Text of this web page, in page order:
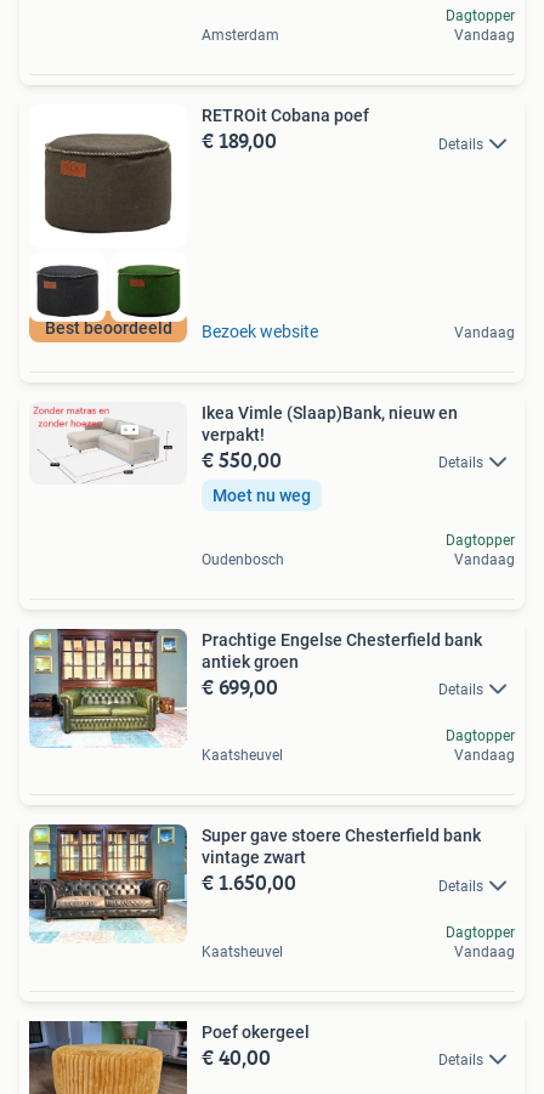
Amsterdam
Dagtopper
Vandaag
Best beoordeeld
RETROit Cobana poef
€ 189,00 Details
Bezoek website Vandaag
Ikea Vimle (Slaap)Bank, nieuw en
verpakt!
€ 550,00 Details
Moet nu weg
Oudenbosch
Dagtopper
Vandaag
Prachtige Engelse Chesterfield bank
antiek groen
€ 699,00 Details
Kaatsheuvel
Dagtopper
Vandaag
Super gave stoere Chesterfield bank
vintage zwart
€ 1.650,00 Details
Kaatsheuvel
Dagtopper
Vandaag
Poef okergeel
€ 40,00 Details